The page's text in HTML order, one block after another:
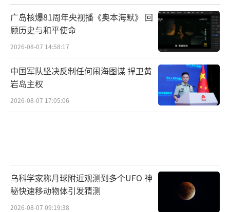
队在该地区，CSIS假设约合一个旅级火力编
队。
区，很可能是用于保护部队，这些都要算在地
面行动里。
开支。
地面行动每日约160万美元开支。
广岛核爆81周年央视播《奥本海默》 回
顾历史与和平使命
2026-08-07 14:58:17
中国军队坚决反制任何闹海图谋 捍卫黄
岩岛主权
2026-08-07 17:05:06
乌科学家称月球附近观测到多个UFO 神
秘快速移动物体引发猜测
2026-08-07 09:19:38